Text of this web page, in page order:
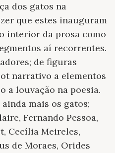
dos gatos na
que estes inauguram
interior da prosa como
aí recorrentes.
de figuras
narrativo a elementos
a louvação na poesia.
mais os gatos;
Fernando Pessoa,
Cecília Meireles,
de Moraes, Orides